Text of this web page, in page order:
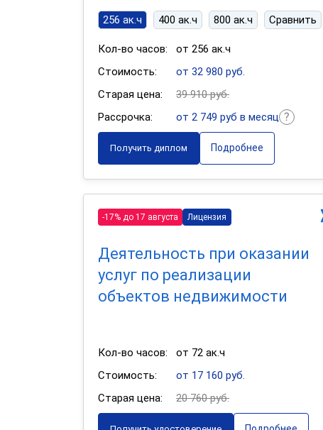
256 ак.ч 400 ак.ч 800 ак.ч Сравнить
Кол-во часов:
от 256 ак.ч
Стоимость:
от 32 980 руб.
Старая цена:
39 910 руб.
Рассрочка:
от 2 749 руб в месяц
Получить диплом Подробнее
-17% до 17 августа Лицензия
Деятельность при оказании
услуг по реализации
объектов недвижимости
Кол-во часов:
от 72 ак.ч
Стоимость:
от 17 160 руб.
Старая цена:
20 760 руб.